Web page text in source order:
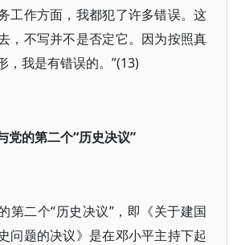
工作方面，我都犯了许多错误。这
，不写并不是否定它。因为按照真
，我是有错误的。”(13)
党的第二个“历史决议”
第二个“历史决议”，即《关于建国
问题的决议》是在邓小平主持下起